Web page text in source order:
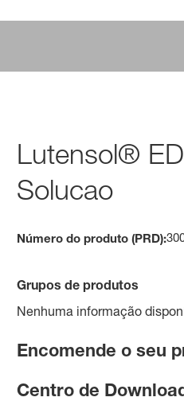
Lutensol®
Solucao
Número do produto (PRD):
Grupos de produtos
Nenhuma informação
Encomende o seu
Centro de